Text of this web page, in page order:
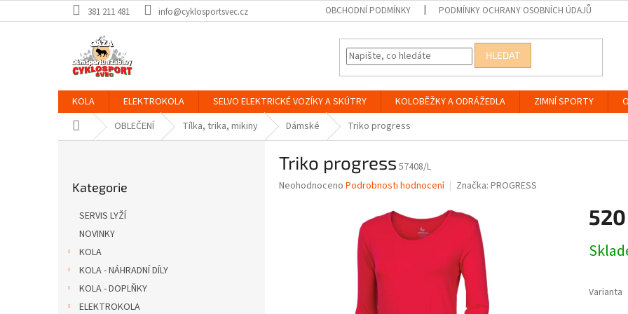
na
381 211 481 info@cyklosportsvec.cz OBCHODNÍ PODMÍNKY PODMÍNKY OCHRANY OSOBNÍCH ÚDAJŮ
HLEDAT
KOLA ELEKTROKOLA SELVO ELEKTRICKÉ VOZÍKY A SKÚTRY KOLOBĚŽKY A ODRÁŽEDLA ZIMNÍ SPORTY
Domů OBLEČENÍ Tílka, trika, mikiny Dámské Triko progress
kategorie
Kategorie
SERVIS LYŽÍ
NOVINKY
KOLA
KOLA - NÁHRADNÍ DÍLY
KOLA - DOPLŇKY
ELEKTROKOLA
Triko progress 57408/L
Průměrné
Neohodnoceno Podrobnosti hodnocení Značka: PROGRESS
cena:
Varianta